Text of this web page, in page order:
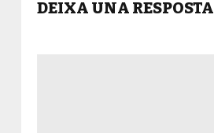
DEIXA UNA RESPOSTA